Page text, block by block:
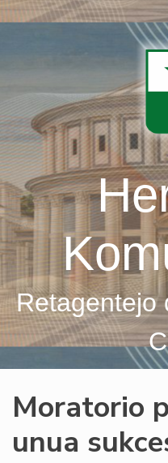
Skip
Retagentejo
Moratorio
unua